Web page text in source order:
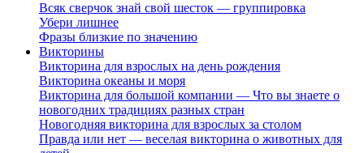
Всяк сверчок знай свой шесток — группировка
Убери лишнее
Фразы близкие по значению
Викторины
Викторина для взрослых на день рождения
Викторина океаны и моря
Викторина для большой компании — Что вы знаете о
новогодних традициях разных стран
Новогодняя викторина для взрослых за столом
Правда или нет — веселая викторина о животных для